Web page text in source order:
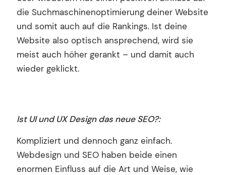
die Suchmaschinenoptimierung deiner Website
und somit auch auf die Rankings. Ist deine
Website also optisch ansprechend, wird sie
meist auch höher gerankt – und damit auch
wieder geklickt.
Ist UI und UX Design das neue SEO?:
Kompliziert und dennoch ganz einfach.
Webdesign und SEO haben beide einen
enormen Einfluss auf die Art und Weise, wie